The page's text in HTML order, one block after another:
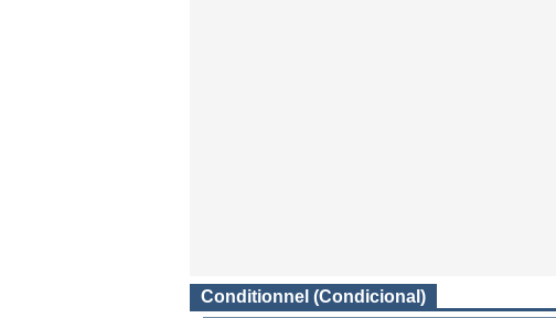
Conditionnel (Condicional)